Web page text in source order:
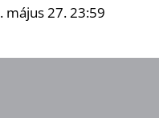
május 27. 23:59